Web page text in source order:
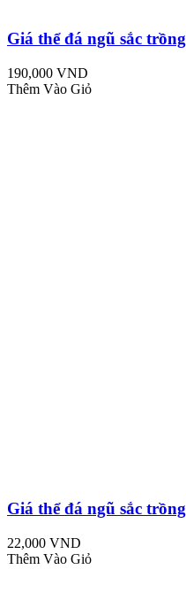
Giá thể đá ngũ sắc
190,000 VND
Thêm Vào Giỏ
Giá thể đá ngũ sắc
22,000 VND
Thêm Vào Giỏ